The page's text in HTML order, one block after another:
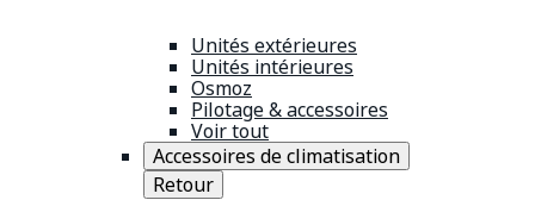
Unités extérieures
Unités intérieures
Osmoz
Pilotage & accessoires
Voir tout
Accessoires de climatisation
Retour